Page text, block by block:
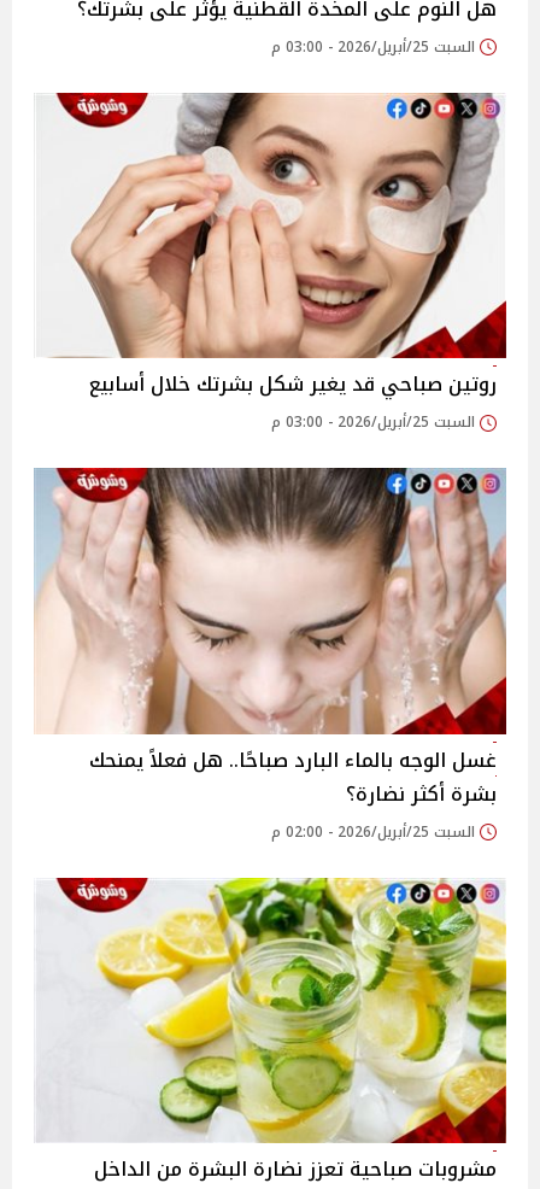
هل النوم على المخدة القطنية يؤثر على بشرتك؟
السبت 25/أبريل/2026 - 03:00 م
روتين صباحي قد يغير شكل بشرتك خلال أسابيع
السبت 25/أبريل/2026 - 03:00 م
غسل الوجه بالماء البارد صباحًا.. هل فعلاً يمنحك
بشرة أكثر نضارة؟
السبت 25/أبريل/2026 - 02:00 م
مشروبات صباحية تعزز نضارة البشرة من الداخل